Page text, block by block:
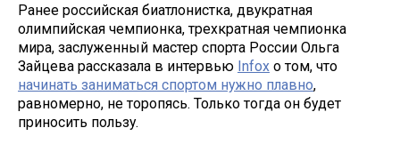
Ранее российская биатлонистка, двукратная
олимпийская чемпионка, трехкратная чемпионка
мира, заслуженный мастер спорта России Ольга
Зайцева рассказала в интервью Infox о том, что
начинать заниматься спортом нужно плавно,
равномерно, не торопясь. Только тогда он будет
приносить пользу.